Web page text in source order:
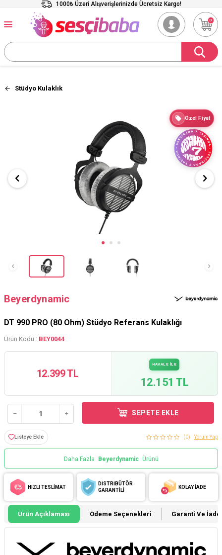
1000₺ Üzeri Alışverişlerinizde Ücretsiz Kargo!
0
Stüdyo Kulaklık
Özel Fiyat
Beyerdynamic
DT 990 PRO (80 Ohm) Stüdyo Referans Kulaklığı
Ürün Kodu : BEY0044
12.399 TL
HAVALE İLE
12.151 TL
SEPETE EKLE
Listeye Ekle (0) Yorum Yap
Daha Fazla Beyerdynamic Ürünü
HIZLI TESLİMAT
DİSTRİBÜTÖR
GARANTİLİ
KOLAY İADE
Ürün Açıklaması Ödeme Seçenekleri Garanti Ve İade